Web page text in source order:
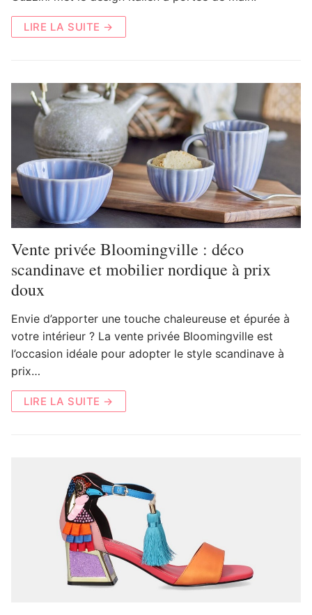
LIRE LA SUITE →
Vente privée Bloomingville : déco
scandinave et mobilier nordique à prix
doux
Envie d’apporter une touche chaleureuse et épurée à
votre intérieur ? La vente privée Bloomingville est
l’occasion idéale pour adopter le style scandinave à
prix…
LIRE LA SUITE →